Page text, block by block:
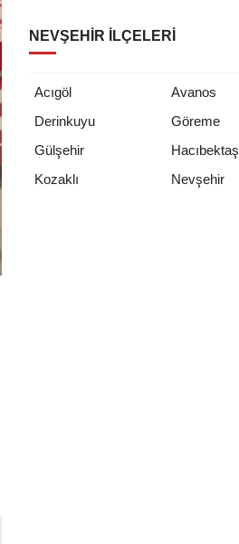
NEVŞEHIR İLÇELERI
Acıgöl
Avanos
Derinkuyu
Göreme
Gülşehir
Hacıbektaş
Kozaklı
Nevşehir